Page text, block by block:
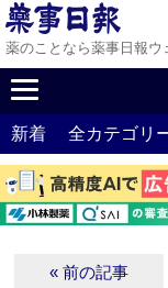
薬のことなら薬事日報ウ
新着 全カテゴリ
« 前の記事